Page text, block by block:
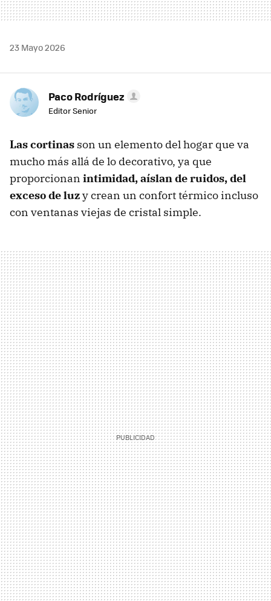
23 Mayo 2026
Paco Rodríguez
Editor Senior
Las cortinas son un elemento del hogar que va
mucho más allá de lo decorativo, ya que
proporcionan intimidad, aíslan de ruidos, del
exceso de luzy crean un confort térmico incluso
con ventanas viejas de cristal simple.